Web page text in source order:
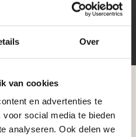
Over
van cookies
en advertenties te
social media te bieden
analyseren. Ook delen we
tijdens de